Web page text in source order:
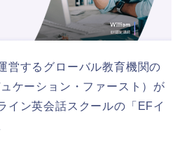
営するグローバル教育機関の
ケーション・ファースト）が
イン英会話スクールの「EFイ